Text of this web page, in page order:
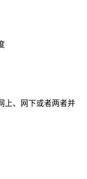
上、网下或者两者并